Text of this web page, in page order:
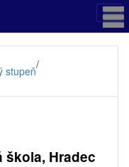
stupeň/
škola, Hradec